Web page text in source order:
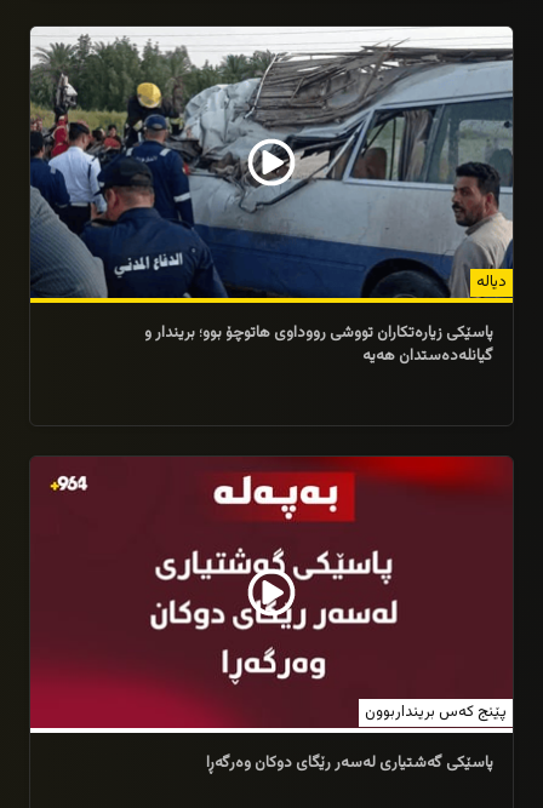
دیالە
پاسێکى زیارەتکاران تووشى رووداوى هاتوچۆ بوو؛ بریندار و
گیانلەدەستدان هەیە
پێنج کەس برینداربوون
پاسێکی گەشتیاری لەسەر رێگای دوکان وەرگەڕا